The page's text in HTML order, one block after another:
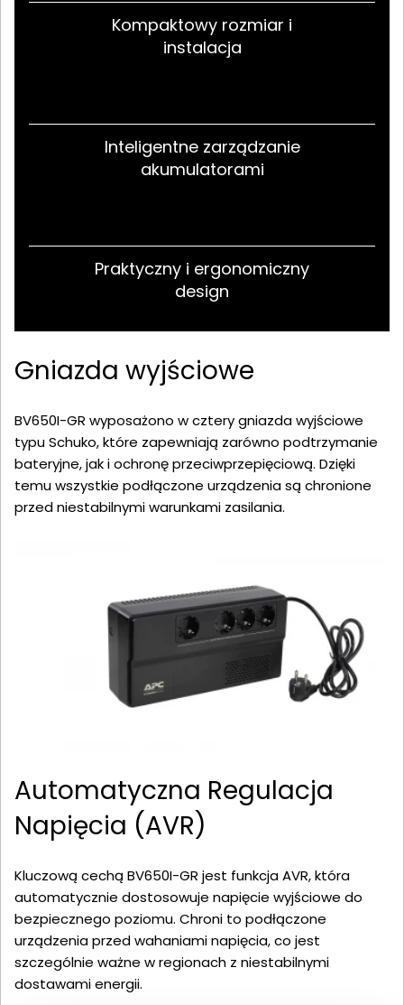
Kompaktowy rozmiar i
instalacja
Inteligentne zarządzanie
akumulatorami
Praktyczny i ergonomiczny
design
Gniazda wyjściowe
BV650I-GR wyposażono w cztery gniazda wyjściowe
typu Schuko, które zapewniają zarówno podtrzymanie
bateryjne, jak i ochronę przeciwprzepięciową. Dzięki
temu wszystkie podłączone urządzenia są chronione
przed niestabilnymi warunkami zasilania.
Automatyczna Regulacja
Napięcia (AVR)
Kluczową cechą BV650I-GR jest funkcja AVR, która
automatycznie dostosowuje napięcie wyjściowe do
bezpiecznego poziomu. Chroni to podłączone
urządzenia przed wahaniami napięcia, co jest
szczególnie ważne w regionach z niestabilnymi
dostawami energii.